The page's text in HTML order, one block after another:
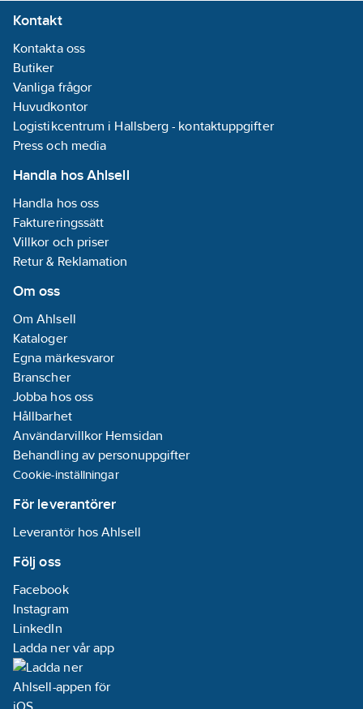
Kontakt
Kontakta oss
Butiker
Vanliga frågor
Huvudkontor
Logistikcentrum i Hallsberg - kontaktuppgifter
Press och media
Handla hos Ahlsell
Handla hos oss
Faktureringssätt
Villkor och priser
Retur & Reklamation
Om oss
Om Ahlsell
Kataloger
Egna märkesvaror
Branscher
Jobba hos oss
Hållbarhet
Användarvillkor Hemsidan
Behandling av personuppgifter
Cookie-inställningar
För leverantörer
Leverantör hos Ahlsell
Följ oss
Facebook
Instagram
LinkedIn
Ladda ner vår app